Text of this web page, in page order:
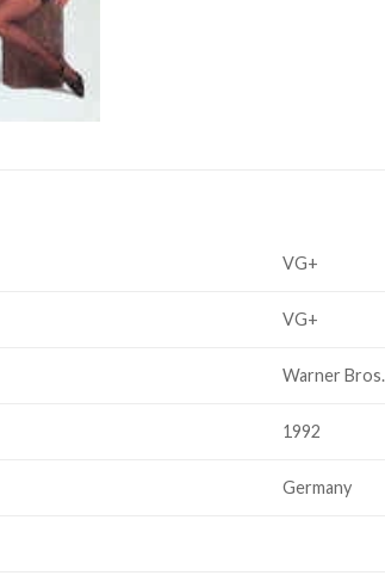
VG+
VG+
Warner Bros.
1992
Germany